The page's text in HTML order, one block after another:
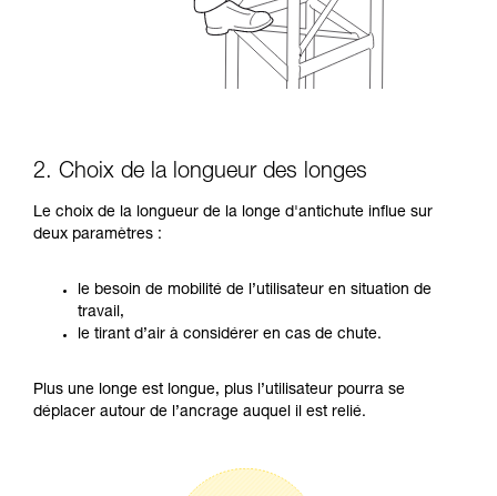
2. Choix de la longueur des longes
Le choix de la longueur de la longe d'antichute influe sur
deux paramètres :
le besoin de mobilité de l’utilisateur en situation de
travail,
le tirant d’air à considérer en cas de chute.
Plus une longe est longue, plus l’utilisateur pourra se
déplacer autour de l’ancrage auquel il est relié.